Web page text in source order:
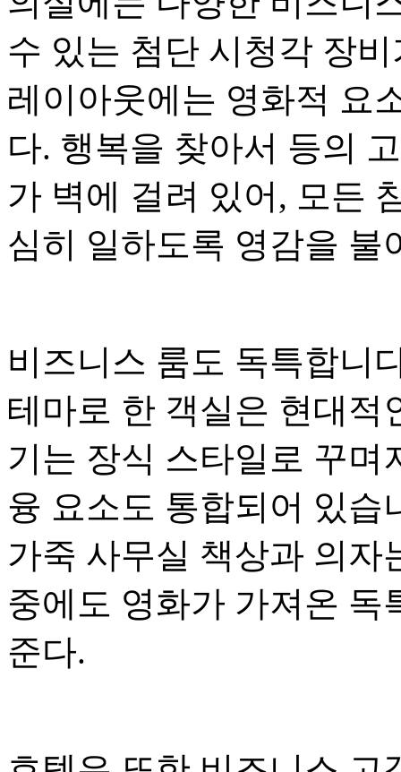
수 있는 첨단 시청각 장
레이아웃에는 영화적 요
다. 행복을 찾아서 등의
가 벽에 걸려 있어, 모든
심히 일하도록 영감을 불
비즈니스 룸도 독특합니
테마로 한 객실은 현대적
기는 장식 스타일로 꾸며
융 요소도 통합되어 있습
가죽 사무실 책상과 의자
중에도 영화가 가져온 독
준다.